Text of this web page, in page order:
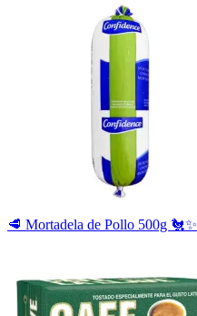
🥩 Mortadela de Pollo 500g 🐔✨